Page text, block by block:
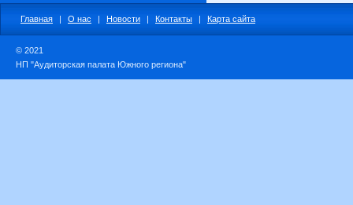
Главная | О нас | Новости | Контакты | Карта сайта
© 2021
НП "Аудиторская палата Южного региона"